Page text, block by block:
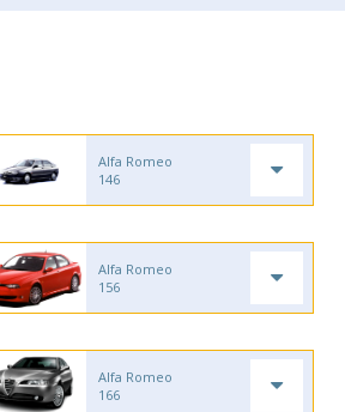
Alfa Romeo
146
Alfa Romeo
156
Alfa Romeo
166